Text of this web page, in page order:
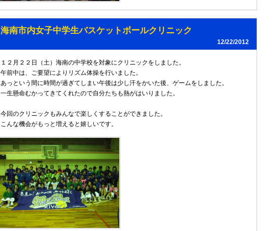
海南市内女子中学生バスケットボールクリニック
12/22/2012
１２月２２日（土）海南の中学校を対象にクリニックをしました。
午前中は、ご要望によりリズム体操を行いました。
あっという間に時間が過ぎてしまい午後は少し汗をかいた後、ゲームをしました。
一生懸命むかってきてくれたので自分たちも熱がはいりました。
今回のクリニックもみんなで楽しくすることができました。
こんな機会がもっと増えると嬉しいです。